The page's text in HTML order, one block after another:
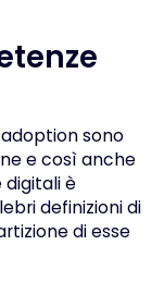
sono
e così anche
digitali è
definizioni di
di esse